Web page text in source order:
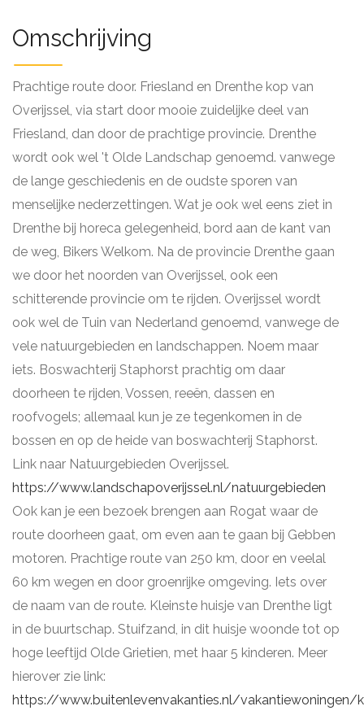
Omschrijving
Prachtige route door. Friesland en Drenthe kop van
Overijssel, via start door mooie zuidelijke deel van
Friesland, dan door de prachtige provincie. Drenthe
wordt ook wel 't Olde Landschap genoemd. vanwege
de lange geschiedenis en de oudste sporen van
menselijke nederzettingen. Wat je ook wel eens ziet in
Drenthe bij horeca gelegenheid, bord aan de kant van
de weg, Bikers Welkom. Na de provincie Drenthe gaan
we door het noorden van Overijssel, ook een
schitterende provincie om te rijden. Overijssel wordt
ook wel de Tuin van Nederland genoemd, vanwege de
vele natuurgebieden en landschappen. Noem maar
iets. Boswachterij Staphorst prachtig om daar
doorheen te rijden, Vossen, reeën, dassen en
roofvogels; allemaal kun je ze tegenkomen in de
bossen en op de heide van boswachterij Staphorst.
Link naar Natuurgebieden Overijssel.
https://www.landschapoverijssel.nl/natuurgebieden
Ook kan je een bezoek brengen aan Rogat waar de
route doorheen gaat, om even aan te gaan bij Gebben
motoren. Prachtige route van 250 km, door en veelal
60 km wegen en door groenrijke omgeving. Iets over
de naam van de route. Kleinste huisje van Drenthe ligt
in de buurtschap. Stuifzand, in dit huisje woonde tot op
hoge leeftijd Olde Grietien, met haar 5 kinderen. Meer
hierover zie link:
https://www.buitenlevenvakanties.nl/vakantiewoningen/